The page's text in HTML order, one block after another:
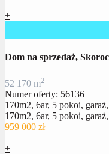
+
Dom na sprzedaż,
52 170 m2
Numer oferty: 56136
170m2, 6ar, 5 pokoi, garaż,
170m2, 6ar, 5 pokoi, garaż,
959 000 zł
+